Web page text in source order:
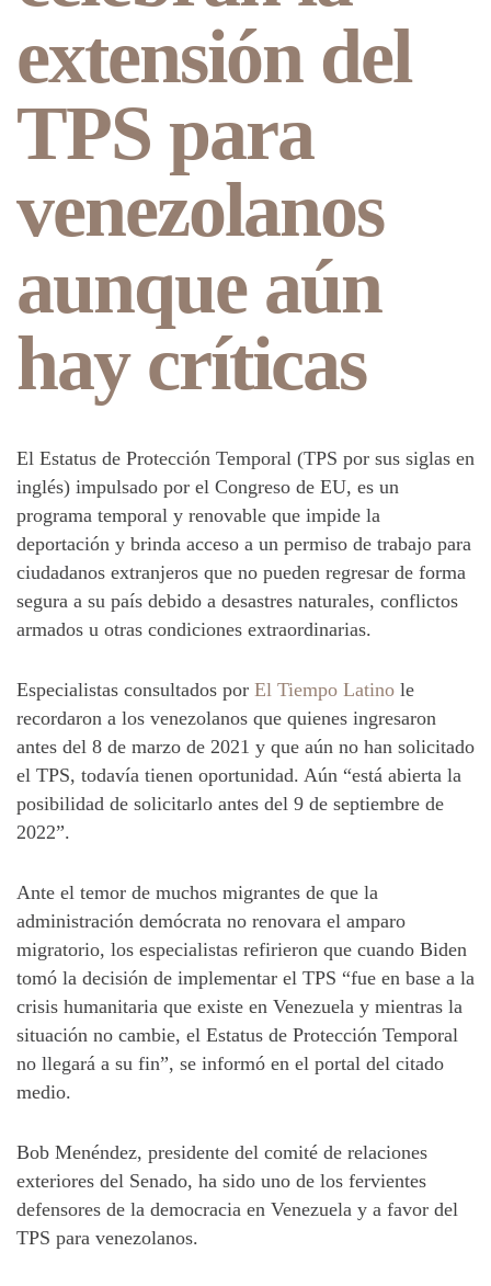
extensión del
TPS para
venezolanos
aunque aún
hay críticas
El Estatus de Protección Temporal (TPS por sus siglas en
inglés) impulsado por el Congreso de EU, es un
programa temporal y renovable que impide la
deportación y brinda acceso a un permiso de trabajo para
ciudadanos extranjeros que no pueden regresar de forma
segura a su país debido a desastres naturales, conflictos
armados u otras condiciones extraordinarias.
Especialistas consultados por El Tiempo Latino le
recordaron a los venezolanos que quienes ingresaron
antes del 8 de marzo de 2021 y que aún no han solicitado
el TPS, todavía tienen oportunidad. Aún “está abierta la
posibilidad de solicitarlo antes del 9 de septiembre de
2022”.
Ante el temor de muchos migrantes de que la
administración demócrata no renovara el amparo
migratorio, los especialistas refirieron que cuando Biden
tomó la decisión de implementar el TPS “fue en base a la
crisis humanitaria que existe en Venezuela y mientras la
situación no cambie, el Estatus de Protección Temporal
no llegará a su fin”, se informó en el portal del citado
medio.
Bob Menéndez, presidente del comité de relaciones
exteriores del Senado, ha sido uno de los fervientes
defensores de la democracia en Venezuela y a favor del
TPS para venezolanos.